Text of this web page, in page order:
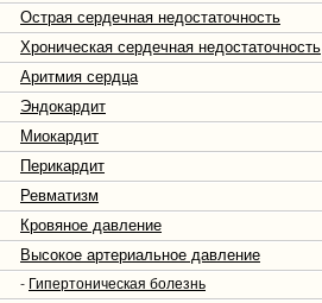
Острая сердечная недостаточность
Хроническая сердечная недостаточность
Аритмия сердца
Эндокардит
Миокардит
Перикардит
Ревматизм
Кровяное давление
Высокое артериальное давление
- Гипертоническая болезнь